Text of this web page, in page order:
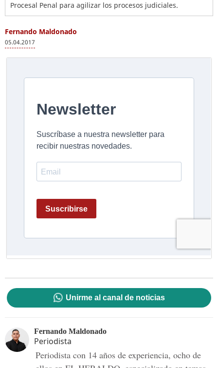
Procesal Penal para agilizar los procesos judiciales.
Fernando Maldonado
05.04.2017
Unirme al canal de noticias
Fernando Maldonado
Periodista
Periodista con 14 años de experiencia, ocho de